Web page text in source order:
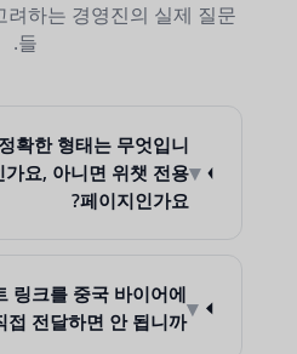
려하는 경영진의 실제 질문
들.
▾
확한 형태는 무엇입니
요, 아니면 위챗 전용
페이지인가요?
▾
링크를 중국 바이어에
접 전달하면 안 됩니까?